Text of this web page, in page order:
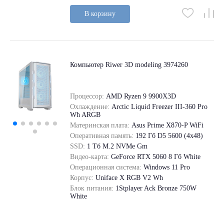
В корзину
Компьютер Riwer 3D modeling 3974260
Процессор: AMD Ryzen 9 9900X3D
Охлаждение: Arctic Liquid Freezer III-360 Pro
Wh ARGB
Материнская плата: Asus Prime X870-P WiFi
Оперативная память: 192 Гб D5 5600 (4х48)
SSD: 1 Tб M.2 NVMe Gm
Видео-карта: GeForce RTX 5060 8 Гб White
Операционная система: Windows 11 Pro
Корпус: Uniface X RGB V2 Wh
Блок питания: 1Stplayer Ack Bronze 750W
White